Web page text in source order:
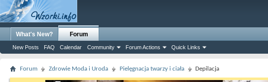
What's New? Forum
New Posts FAQ Calendar Community Forum Actions Quick Links
Forum Zdrowie Moda i Uroda Pielęgnacja twarzy i ciała Depilacja